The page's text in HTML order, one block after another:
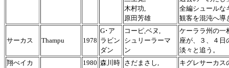
木村功,
原田芳雄
全編シュールな
観客を混沌へ導
サーカス Thampu 1978
G･ア
ラビン
ダン
コーピ,ベヌ,
シュリーラーマ
ン
ケーララ州の一
座が、３、４日
淡々と追う。
翔べイカ
1980 森川時 さだまさし,
キグレサーカス